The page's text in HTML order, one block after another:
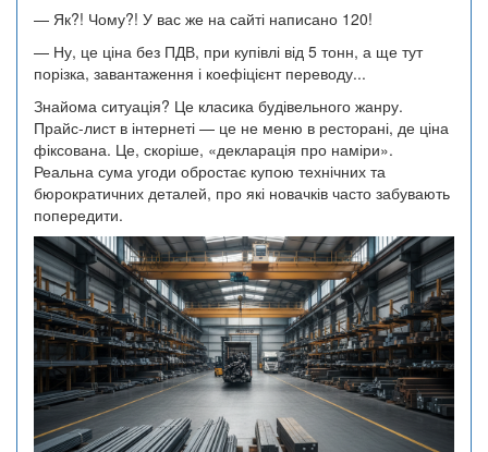
— Як?! Чому?! У вас же на сайті написано 120!
— Ну, це ціна без ПДВ, при купівлі від 5 тонн, а ще тут
порізка, завантаження і коефіцієнт переводу...
Знайома ситуація? Це класика будівельного жанру.
Прайс-лист в інтернеті — це не меню в ресторані, де ціна
фіксована. Це, скоріше, «декларація про наміри».
Реальна сума угоди обростає купою технічних та
бюрократичних деталей, про які новачків часто забувають
попередити.